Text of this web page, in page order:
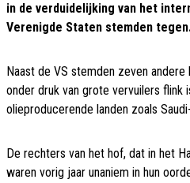
in de verduidelijking van het
Verenigde Staten stemden
Naast de VS stemden zeven
onder druk van grote vervuilers flink
olieproducerende landen zoals
De rechters van het hof, dat in het
waren vorig jaar unaniem in hun